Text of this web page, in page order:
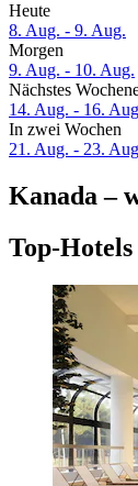
Heute
8. Aug. - 9. Aug.
Morgen
9. Aug. - 10. Aug.
Nächstes
14. Aug. - 16.
In zwei Wochen
21. Aug. - 23.
Kanada –
Top-